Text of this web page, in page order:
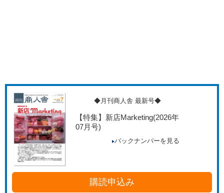
◆月刊商人舎 最新号◆
【特集】新店Marketing(2026年
07月号)
バックナンバーを見る
購読申込み